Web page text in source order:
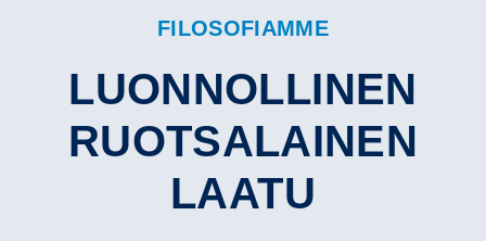
FILOSOFIAMME
LUONNOLLINEN
RUOTSALAINEN
LAATU